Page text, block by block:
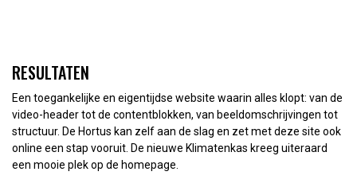
RESULTATEN
Een toegankelijke en eigentijdse website waarin alles klopt: van de
video-header tot de contentblokken, van beeldomschrijvingen tot
structuur. De Hortus kan zelf aan de slag en zet met deze site ook
online een stap vooruit. De nieuwe Klimatenkas kreeg uiteraard
een mooie plek op de homepage.